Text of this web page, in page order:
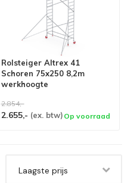
Rolsteiger Altrex 41
Schoren 75x250 8,2m
werkhoogte
2.854,-
2.655,- (ex. btw) Op voorraad
Laagste prijs